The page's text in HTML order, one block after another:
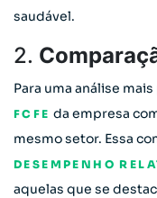
saudável.
2.
Para uma análise
FCFE da empresa
mesmo setor. Essa
DESEMPENHO
aquelas que se